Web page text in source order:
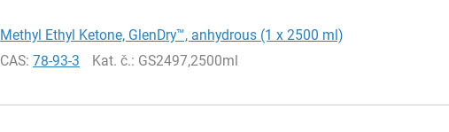
Methyl Ethyl Ketone, GlenDry™, anhydrous (1 x 2500 ml)
CAS:78-93-3 Kat. č.: GS2497,2500ml